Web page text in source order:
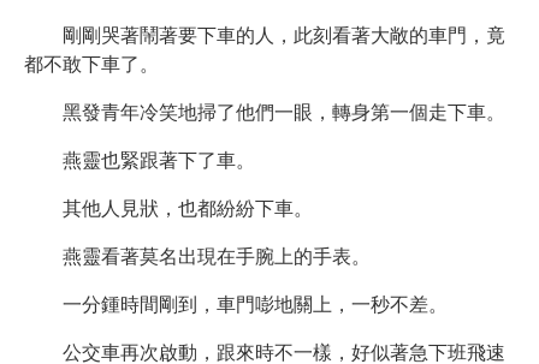
剛剛哭著鬧著要下車的人，此刻看著大敞的車門，竟
都不敢下車了。
黑發青年冷笑地掃了他們一眼，轉身第一個走下車。
燕靈也緊跟著下了車。
其他人見狀，也都紛紛下車。
燕靈看著莫名出現在手腕上的手表。
一分鍾時間剛到，車門嘭地關上，一秒不差。
公交車再次啟動，跟來時不一樣，好似著急下班飛速